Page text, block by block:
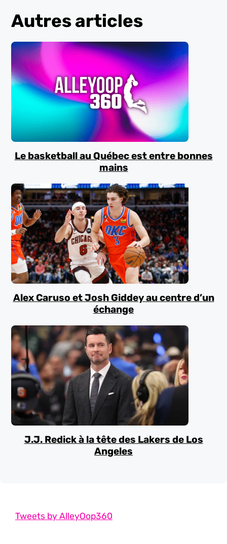
Autres articles
Le basketball au Québec est entre bonnes
mains
Alex Caruso et Josh Giddey au centre d’un
échange
J.J. Redick à la tête des Lakers de Los
Angeles
Tweets by AlleyOop360